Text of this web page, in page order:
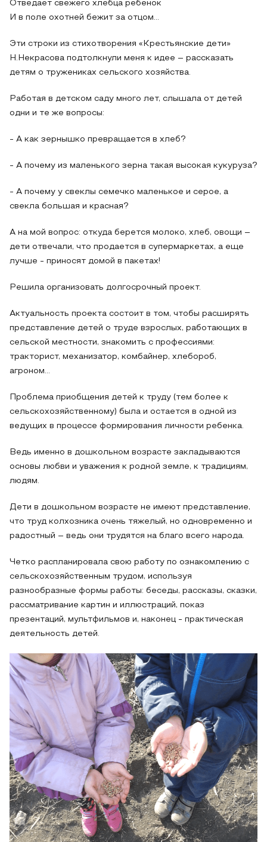
Отведает свежего хлебца ребенок
И в поле охотней бежит за отцом…
Эти строки из стихотворения «Крестьянские дети»
Н.Некрасова подтолкнули меня к идее – рассказать
детям о тружениках сельского хозяйства.
Работая в детском саду много лет, слышала от детей
одни и те же вопросы:
- А как зернышко превращается в хлеб?
- А почему из маленького зерна такая высокая кукуруза?
- А почему у свеклы семечко маленькое и серое, а
свекла большая и красная?
А на мой вопрос: откуда берется молоко, хлеб, овощи –
дети отвечали, что продается в супермаркетах, а еще
лучше - приносят домой в пакетах!
Решила организовать долгосрочный проект.
Актуальность проекта состоит в том, чтобы расширять
представление детей о труде взрослых, работающих в
сельской местности, знакомить с профессиями:
тракторист, механизатор, комбайнер, хлебороб,
агроном…
Проблема приобщения детей к труду (тем более к
сельскохозяйственному) была и остается в одной из
ведущих в процессе формирования личности ребенка.
Ведь именно в дошкольном возрасте закладываются
основы любви и уважения к родной земле, к традициям,
людям.
Дети в дошкольном возрасте не имеют представление,
что труд колхозника очень тяжелый, но одновременно и
радостный – ведь они трудятся на благо всего народа.
Четко распланировала свою работу по ознакомлению с
сельскохозяйственным трудом, используя
разнообразные формы работы: беседы, рассказы, сказки,
рассматривание картин и иллюстраций, показ
презентаций, мультфильмов и, наконец - практическая
деятельность детей.